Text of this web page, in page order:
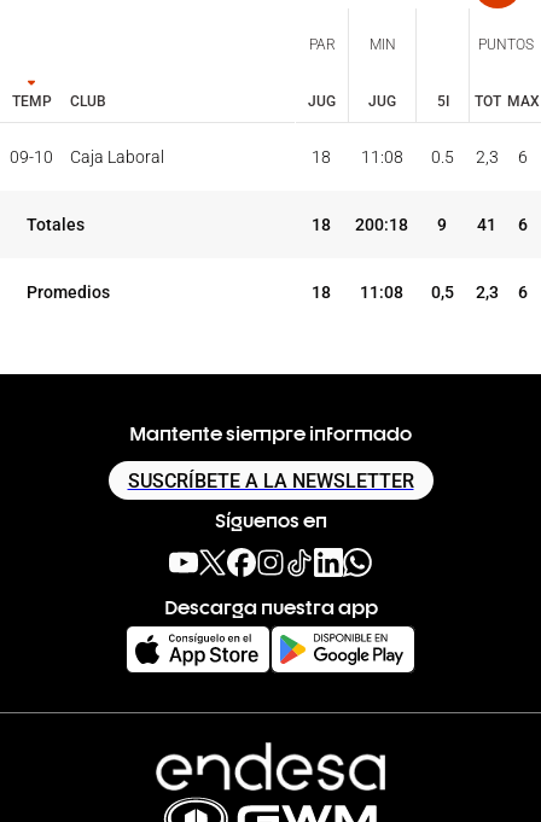
TEMP CLUB
PAR MIN
5I
PUNTOS
JUG JUG TOT MAX
TEMP
PAR MIN
5I
PUNTOS
09-10 Caja Laboral 18 11:08 0.5 2,3 6
Totales 18 200:18 9 41 6
Promedios 18 11:08 0,5 2,3 6
Mantente siempre informado
SUSCRÍBETE A LA NEWSLETTER
Síguenos en
Descarga nuestra app